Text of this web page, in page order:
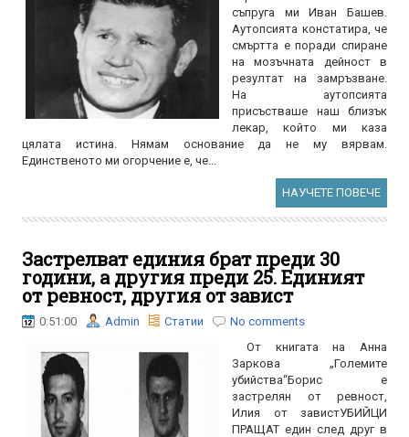
съпруга ми Иван Башев.
Аутопсията констатира, че
смъртта е поради спиране
на мозъчната дейност в
резултат на замръзване.
На аутопсията
присъстваше наш близък
лекар, който ми каза
цялата истина. Нямам основание да не му вярвам.
Единственото ми огорчение е, че...
НАУЧЕТЕ ПОВЕЧЕ
Застрелват единия брат преди 30
години, а другия преди 25. Единият
от ревност, другия от завист
0:51:00 Admin Статии
No comments
От книгата на Анна
Заркова „Големите
убийства“Борис е
застрелян от ревност,
Илия от завистУБИЙЦИ
ПРАЩАТ един след друг в